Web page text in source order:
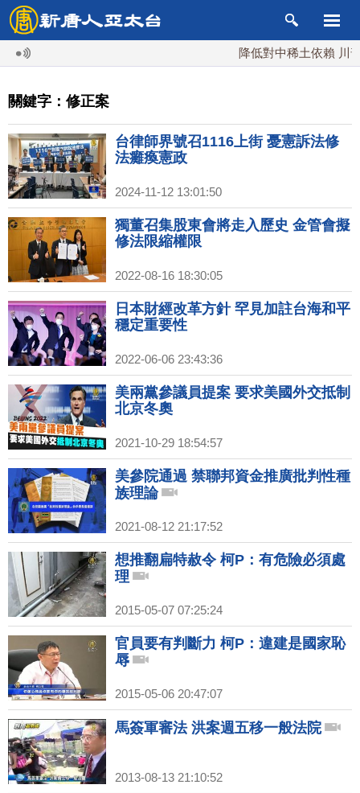
降低對中稀土依賴 川普
關鍵字：修正案
台律師界號召1116上街 憂憲訴法修
法癱瘓憲政
2024-11-12 13:01:50
獨董召集股東會將走入歷史 金管會擬
修法限縮權限
2022-08-16 18:30:05
日本財經改革方針 罕見加註台海和平
穩定重要性
2022-06-06 23:43:36
美兩黨參議員提案 要求美國外交抵制
北京冬奧
2021-10-29 18:54:57
美參院通過 禁聯邦資金推廣批判性種
族理論
2021-08-12 21:17:52
想推翻扁特赦令 柯P：有危險必須處
理
2015-05-07 07:25:24
官員要有判斷力 柯P：違建是國家恥
辱
2015-05-06 20:47:07
馬簽軍審法 洪案週五移一般法院
2013-08-13 21:10:52